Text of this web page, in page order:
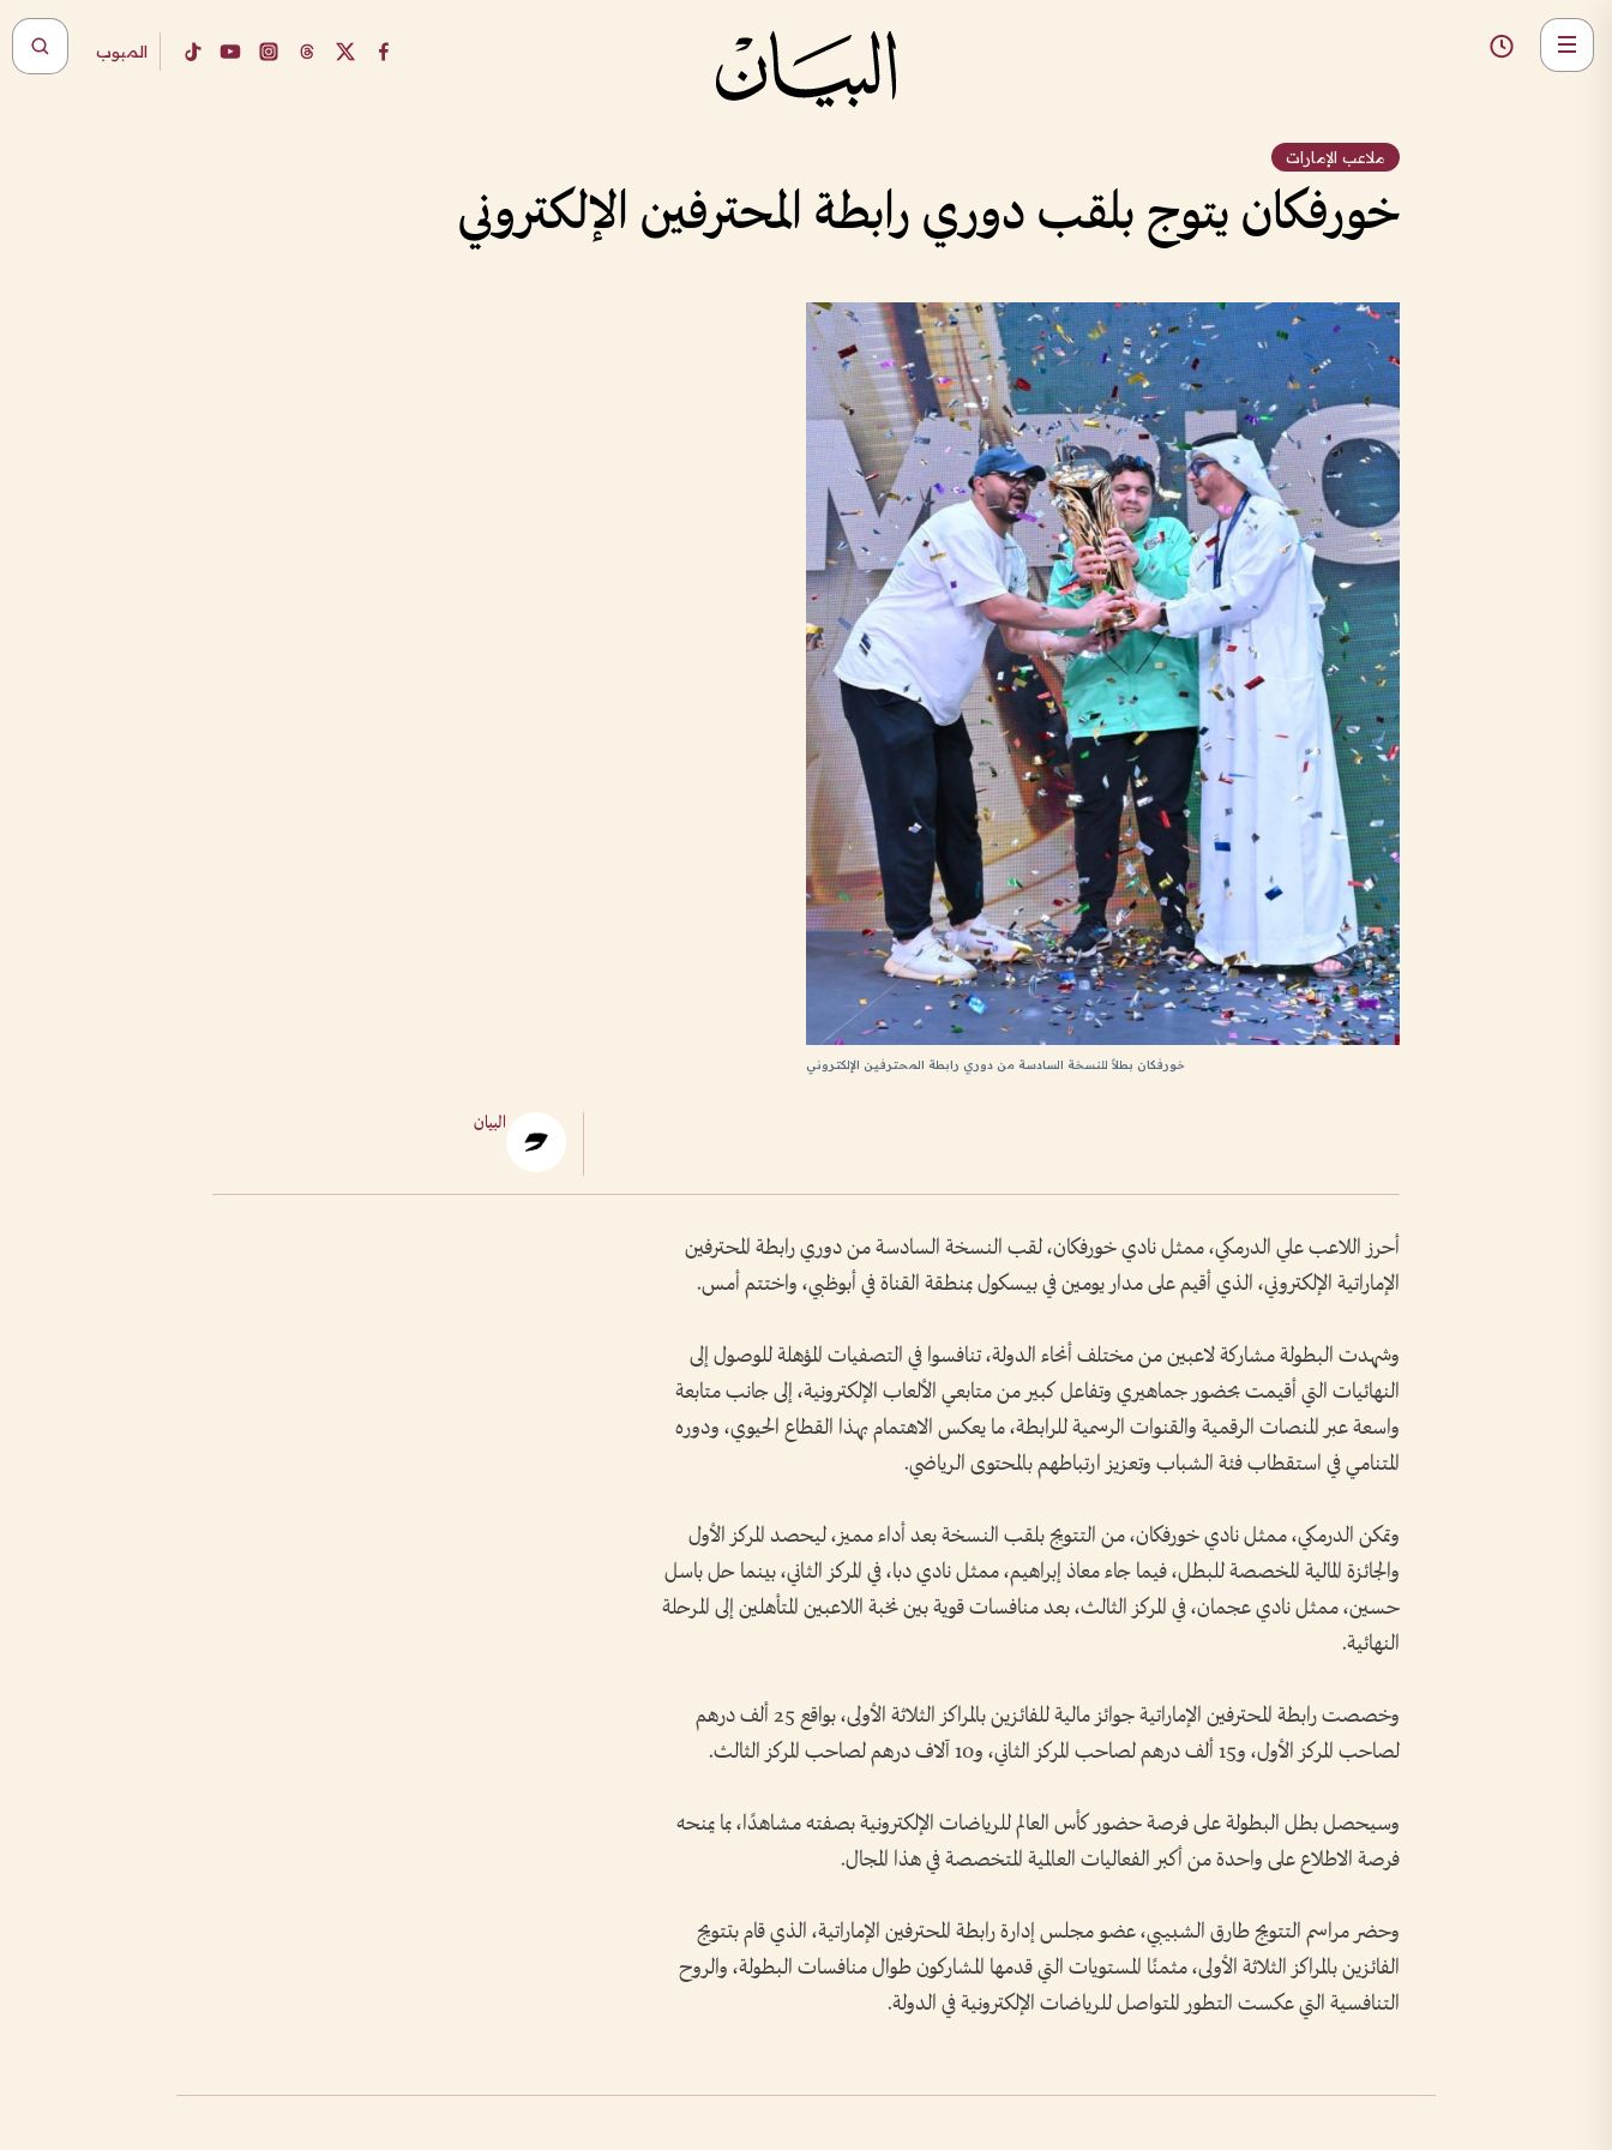
المبوب
ملاعب الإمارات
خورفكان يتوج بلقب دوري رابطة المحترفين الإلكتروني
خورفكان بطلاً للنسخة السادسة من دوري رابطة المحترفين الإلكتروني
البيان
أحرز اللاعب علي الدرمكي، ممثل نادي خورفكان، لقب النسخة السادسة من دوري رابطة المحترفين
الإماراتية الإلكتروني، الذي أقيم على مدار يومين في بيسكول بمنطقة القناة في أبوظبي، واختتم أمس.
وشهدت البطولة مشاركة لاعبين من مختلف أنحاء الدولة، تنافسوا في التصفيات المؤهلة للوصول إلى
النهائيات التي أقيمت بحضور جماهيري وتفاعل كبير من متابعي الألعاب الإلكترونية، إلى جانب متابعة
واسعة عبر المنصات الرقمية والقنوات الرسمية للرابطة، ما يعكس الاهتمام بهذا القطاع الحيوي، ودوره
المتنامي في استقطاب فئة الشباب وتعزيز ارتباطهم بالمحتوى الرياضي.
وتمكن الدرمكي، ممثل نادي خورفكان، من التتويج بلقب النسخة بعد أداء مميز، ليحصد المركز الأول
والجائزة المالية المخصصة للبطل، فيما جاء معاذ إبراهيم، ممثل نادي دبا، في المركز الثاني، بينما حل باسل
حسين، ممثل نادي عجمان، في المركز الثالث، بعد منافسات قوية بين نخبة اللاعبين المتأهلين إلى المرحلة
النهائية.
وخصصت رابطة المحترفين الإماراتية جوائز مالية للفائزين بالمراكز الثلاثة الأولى، بواقع 25 ألف درهم
لصاحب المركز الأول، و15 ألف درهم لصاحب المركز الثاني، و10 آلاف درهم لصاحب المركز الثالث.
وسيحصل بطل البطولة على فرصة حضور كأس العالم للرياضات الإلكترونية بصفته مشاهدًا، بما يمنحه
فرصة الاطلاع على واحدة من أكبر الفعاليات العالمية المتخصصة في هذا المجال.
وحضر مراسم التتويج طارق الشبيبي، عضو مجلس إدارة رابطة المحترفين الإماراتية، الذي قام بتتويج
الفائزين بالمراكز الثلاثة الأولى، مثمنًا المستويات التي قدمها المشاركون طوال منافسات البطولة، والروح
التنافسية التي عكست التطور المتواصل للرياضات الإلكترونية في الدولة.